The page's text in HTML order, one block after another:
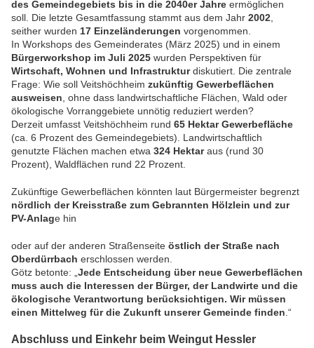
des Gemeindegebiets bis in die 2040er Jahre ermöglichen
soll. Die letzte Gesamtfassung stammt aus dem Jahr 2002,
seither wurden 17 Einzeländerungen vorgenommen.
In Workshops des Gemeinderates (März 2025) und in einem
Bürgerworkshop im Juli 2025 wurden Perspektiven für
Wirtschaft, Wohnen und Infrastrukturdiskutiert. Die zentrale
Frage: Wie soll Veitshöchheim zukünftig Gewerbeflächen
ausweisen, ohne dass landwirtschaftliche Flächen, Wald oder
ökologische Vorranggebiete unnötig reduziert werden?
Derzeit umfasst Veitshöchheim rund 65 Hektar Gewerbefläche
(ca. 6 Prozent des Gemeindegebiets). Landwirtschaftlich
genutzte Flächen machen etwa 324 Hektaraus (rund 30
Prozent), Waldflächen rund 22 Prozent.
Zukünftige Gewerbeflächen könnten laut Bürgermeister begrenzt
nördlich der Kreisstraße zum Gebrannten Hölzlein und zur
PV-Anlage hin
oder auf der anderen Straßenseite östlich der Straße nach
Oberdürrbach erschlossen werden.
Götz betonte: „Jede Entscheidung über neue Gewerbeflächen
muss auch die Interessen der Bürger, der Landwirte und die
ökologische Verantwortung berücksichtigen. Wir müssen
einen Mittelweg für die Zukunft unserer Gemeinde finden.“
Abschluss und Einkehr beim Weingut Hessler